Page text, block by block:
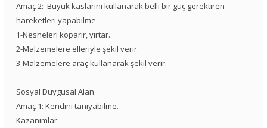
Amaç 2: Büyük kaslarını kullanarak belli bir güç gerektiren
hareketleri yapabilme.
1-Nesneleri koparır, yırtar.
2-Malzemelere elleriyle şekil verir.
3-Malzemelere araç kullanarak şekil verir.
Sosyal Duygusal Alan
Amaç 1: Kendini tanıyabilme.
Kazanımlar: